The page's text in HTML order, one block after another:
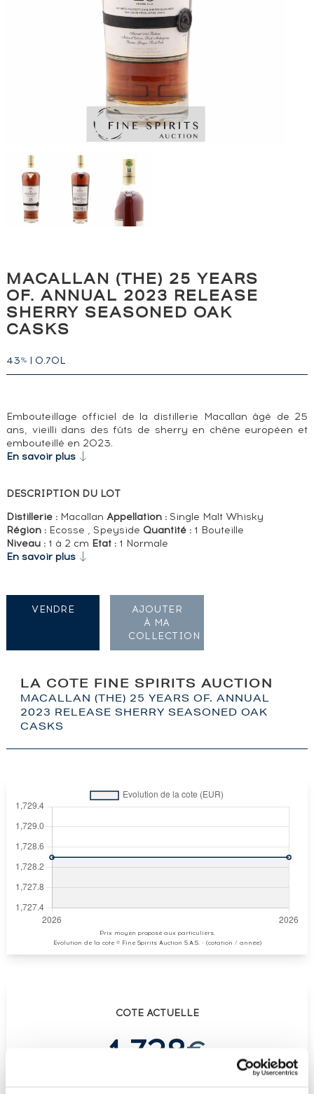
MACALLAN (THE) 25 YEARS
OF. ANNUAL 2023 RELEASE
SHERRY SEASONED OAK
CASKS
43% | 0.70L
Embouteillage officiel de la distillerie Macallan âgé de 25
ans, vieilli dans des fûts de sherry en chêne européen et
embouteillé en 2023.
En savoir plus
DESCRIPTION DU LOT
Distillerie :Macallan Appellation :Single Malt Whisky
Région : Ecosse , Speyside Quantité :1 Bouteille
Niveau :1 à 2 cm Etat :1 Normale
En savoir plus
LA COTE FINE SPIRITS AUCTION
MACALLAN (THE) 25 YEARS OF. ANNUAL
2023 RELEASE SHERRY SEASONED OAK
CASKS
Prix moyen proposé aux particuliers.
Evolution de la cote © Fine Spirits Auction S.A.S. - (cotation / année)
COTE ACTUELLE
1 728€
VENDRE
AJOUTER
À MA
COLLECTION